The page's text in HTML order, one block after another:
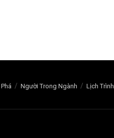
Người Trong Ngành Lịch Trình